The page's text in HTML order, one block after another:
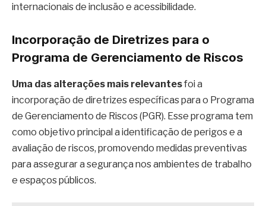
internacionais de inclusão e acessibilidade.
Incorporação de Diretrizes para o
Programa de Gerenciamento de Riscos
Uma das alterações mais relevantesfoi a
incorporação de diretrizes específicas para o Programa
de Gerenciamento de Riscos (PGR). Esse programa tem
como objetivo principal a identificação de perigos e a
avaliação de riscos, promovendo medidas preventivas
para assegurar a segurança nos ambientes de trabalho
e espaços públicos.